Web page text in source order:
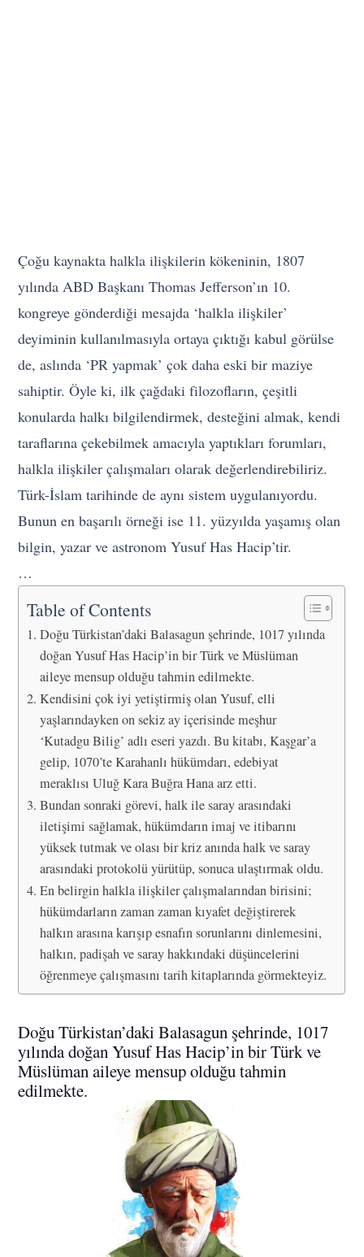
Çoğu kaynakta halkla ilişkilerin kökeninin, 1807
yılında ABD Başkanı Thomas Jefferson’ın 10.
kongreye gönderdiği mesajda ‘halkla ilişkiler’
deyiminin kullanılmasıyla ortaya çıktığı kabul görülse
de, aslında ‘PR yapmak’ çok daha eski bir maziye
sahiptir. Öyle ki, ilk çağdaki filozofların, çeşitli
konularda halkı bilgilendirmek, desteğini almak, kendi
taraflarına çekebilmek amacıyla yaptıkları forumları,
halkla ilişkiler çalışmaları olarak değerlendirebiliriz.
Türk-İslam tarihinde de aynı sistem uygulanıyordu.
Bunun en başarılı örneği ise 11. yüzyılda yaşamış olan
bilgin, yazar ve astronom Yusuf Has Hacip’tir.
…
Table of Contents
Doğu Türkistan’daki Balasagun şehrinde, 1017 yılında
doğan Yusuf Has Hacip’in bir Türk ve Müslüman
aileye mensup olduğu tahmin edilmekte.
Kendisini çok iyi yetiştirmiş olan Yusuf, elli
yaşlarındayken on sekiz ay içerisinde meşhur
‘Kutadgu Bilig’ adlı eseri yazdı. Bu kitabı, Kaşgar’a
gelip, 1070’te Karahanlı hükümdarı, edebiyat
meraklısı Uluğ Kara Buğra Hana arz etti.
Bundan sonraki görevi, halk ile saray arasındaki
iletişimi sağlamak, hükümdarın imaj ve itibarını
yüksek tutmak ve olası bir kriz anında halk ve saray
arasındaki protokolü yürütüp, sonuca ulaştırmak oldu.
En belirgin halkla ilişkiler çalışmalarından birisini;
hükümdarların zaman zaman kıyafet değiştirerek
halkın arasına karışıp esnafın sorunlarını dinlemesini,
halkın, padişah ve saray hakkındaki düşüncelerini
öğrenmeye çalışmasını tarih kitaplarında görmekteyiz.
Doğu Türkistan’daki Balasagun şehrinde, 1017
yılında doğan Yusuf Has Hacip’in bir Türk ve
Müslüman aileye mensup olduğu tahmin
edilmekte.